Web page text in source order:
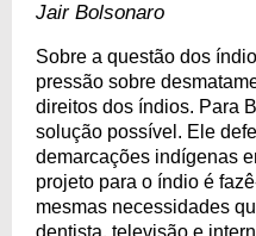
Jair Bolsonaro
Sobre a questão dos
pressão sobre
direitos dos índios. Para
solução possível. Ele
demarcações indígenas
projeto para o índio é
mesmas necessidades